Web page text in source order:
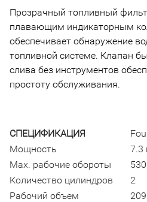
Прозрачный топливный
плавающим индикаторным
обеспечивает обнаружение
топливной системе. Клапан
слива без инструментов
простоту обслуживания.
СПЕЦИФИКАЦИЯ
Мощность
7.3
Мах. рабочие обороты
Количество цилиндров
2
Рабочий объем